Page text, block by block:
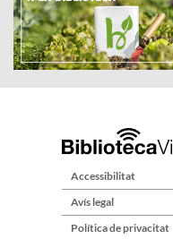
Accessibilitat
Avís legal
Política de privacitat